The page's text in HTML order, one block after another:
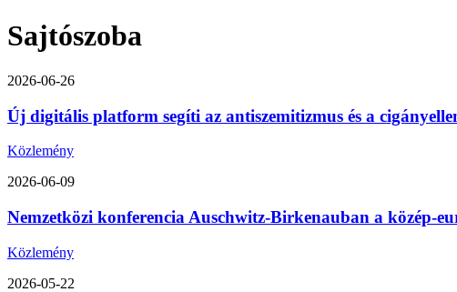
Sajtószoba
2026-06-26
Új digitális platform segíti az antiszemitizmus és a
Közlemény
2026-06-09
Nemzetközi konferencia Auschwitz-Birkenauban a közép-
Közlemény
2026-05-22